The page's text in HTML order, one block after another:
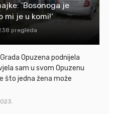
‘Bosonoga je
mi je u komi!‘
pregleda
Opuzena podnijela
sam u svom Opuzenu
što jedna žena može